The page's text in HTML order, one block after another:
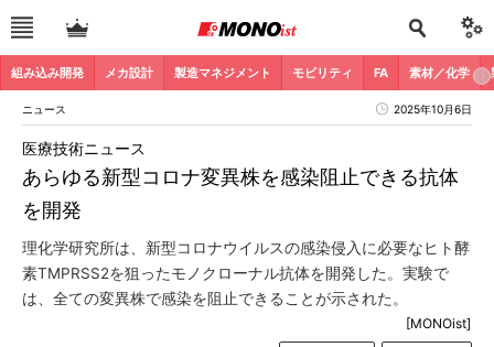
組み込み開発 メカ設計 製造マネジメント モビリティ FA 素材／化学
ニュース 2025年10月6日
あらゆる新型コロナ変異株を感染阻止できる抗体
を開発
医療技術ニュース
理化学研究所は、新型コロナウイルスの感染侵入に必要なヒト酵
素TMPRSS2を狙ったモノクローナル抗体を開発した。実験で
は、全ての変異株で感染を阻止できることが示された。
[MONOist]